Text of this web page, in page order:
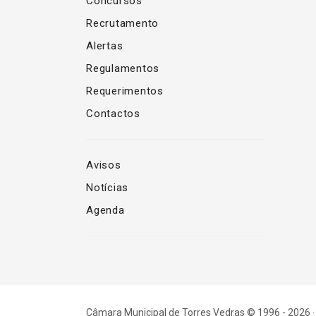
Recrutamento
Alertas
Regulamentos
Requerimentos
Contactos
Avisos
Notícias
Agenda
Câmara Municipal de Torres Vedras © 1996 - 2026